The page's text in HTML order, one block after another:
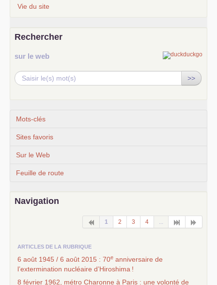
Vie du site
Rechercher
sur le web
>>
Mots-clés
Sites favoris
Sur le Web
Feuille de route
Navigation
1 2 3 4 ...
ARTICLES DE LA RUBRIQUE
6 août 1945 / 6 août 2015 : 70e anniversaire de
l’extermination nucléaire d’Hiroshima !
8 février 1962, métro Charonne à Paris : une volonté de